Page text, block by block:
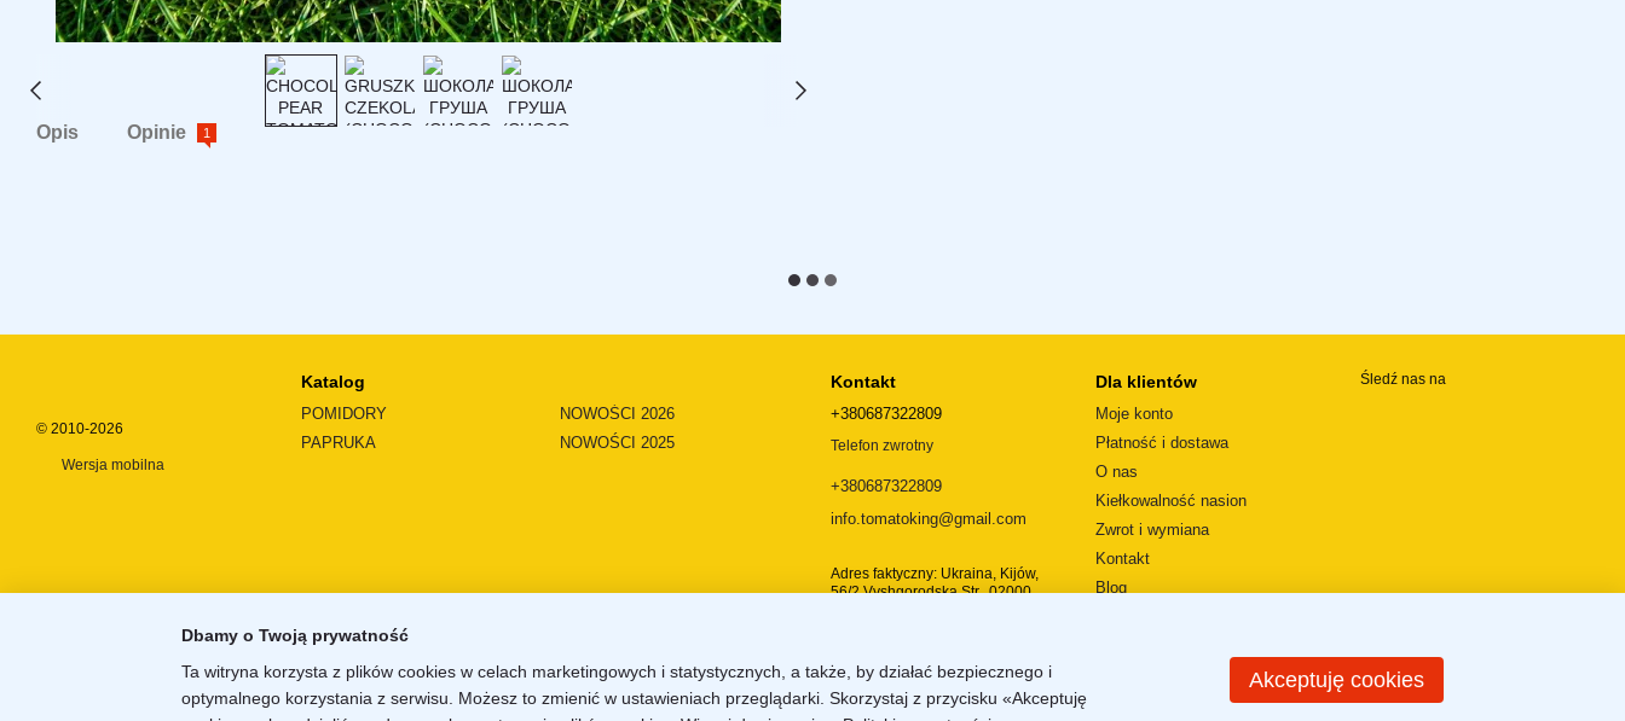
Opis Opinie 1
© 2010-2026
Wersja mobilna
Sklep internetowy zbudowany z
Katalog
POMIDORY
PAPRUKA
NOWOŚCI 2026
NOWOŚCI 2025
Kontakt
+380687322809
Telefon zwrotny
+380687322809
info.tomatoking@gmail.com
Adres faktyczny: Ukraina, Kijów,
56/2 Vyshgorodska Str., 02000
Dla klientów
Moje konto
Płatność i dostawa
O nas
Kiełkowalność nasion
Zwrot i wymiana
Kontakt
Blog
Śledź nas na
Dbamy o Twoją prywatność
Ta witryna korzysta z plików cookies w celach marketingowych i statystycznych, a także, by działać bezpiecznego i
optymalnego korzystania z serwisu. Możesz to zmienić w ustawieniach przeglądarki. Skorzystaj z przycisku «Akceptuję
Akceptuję cookies